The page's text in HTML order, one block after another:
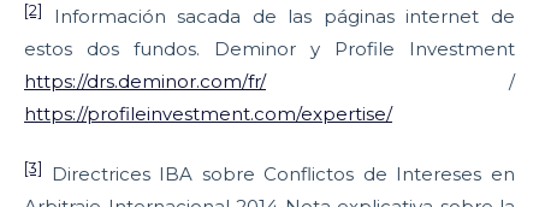
[2]
Información sacada de las páginas internet de
estos dos fundos. Deminor y Profile Investment
https://drs.deminor.com/fr//
https://profileinvestment.com/expertise/
[3]
Directrices IBA sobre Conflictos de Intereses en